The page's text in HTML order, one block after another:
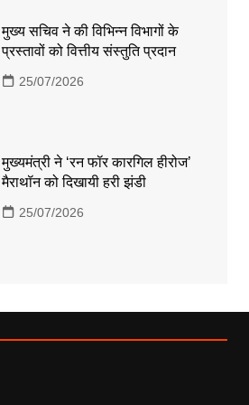
मुख्य सचिव ने की विभिन्न विभागों के
प्रस्तावों को वित्तीय संस्तुति प्रदान
25/07/2026
मुख्यमंत्री ने ‘रन फॉर कारगिल हीरोज’
मैराथॉन को दिखायी हरी झंडी
25/07/2026